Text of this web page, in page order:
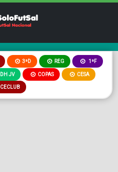
3ªD REG 1ªF
DH JV COPAS CESA
CECLUB